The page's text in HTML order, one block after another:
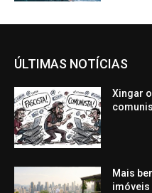
ÚLTIMAS NOTÍCIAS
Xingar
Mais
imóveis